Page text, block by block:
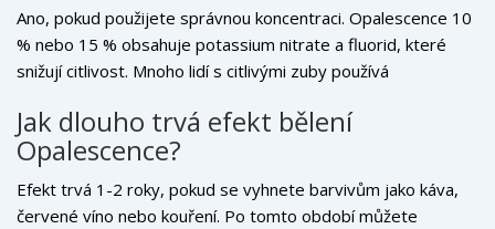
Ano, pokud použijete správnou koncentraci. Opalescence 10
% nebo 15 % obsahuje potassium nitrate a fluorid, které
snižují citlivost. Mnoho lidí s citlivými zuby používá
nepříjemné pocity. Pokud cítíte bolest, přerušte používání na
1-2 dny a pak pokračujte s nižší koncentrací.
Jak dlouho trvá efekt bělení
Opalescence?
Efekt trvá 1-2 roky, pokud se vyhnete barvivům jako káva,
červené víno nebo kouření. Po tomto období můžete